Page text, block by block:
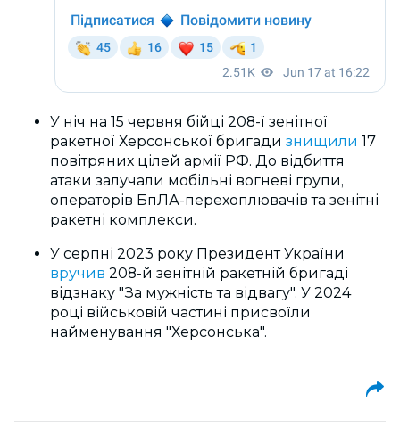
У ніч на 15 червня бійці 208-ї зенітної
ракетної Херсонської бригади знищили 17
повітряних цілей армії РФ. До відбиття
атаки залучали мобільні вогневі групи,
операторів БпЛА-перехоплювачів та зенітні
ракетні комплекси.
У серпні 2023 року Президент України
вручив 208-й зенітній ракетній бригаді
відзнаку "За мужність та відвагу". У 2024
році військовій частині присвоїли
найменування "Херсонська".